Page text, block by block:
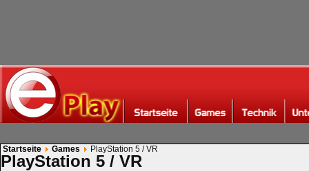
Startseite Games PlayStation 5 / VR
PlayStation 5 / VR